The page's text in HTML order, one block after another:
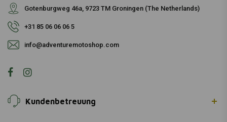
Gotenburgweg 46a, 9723 TM Groningen (The Netherlands)
+31 85 06 06 06 5
info@adventuremotoshop.com
Kundenbetreuung